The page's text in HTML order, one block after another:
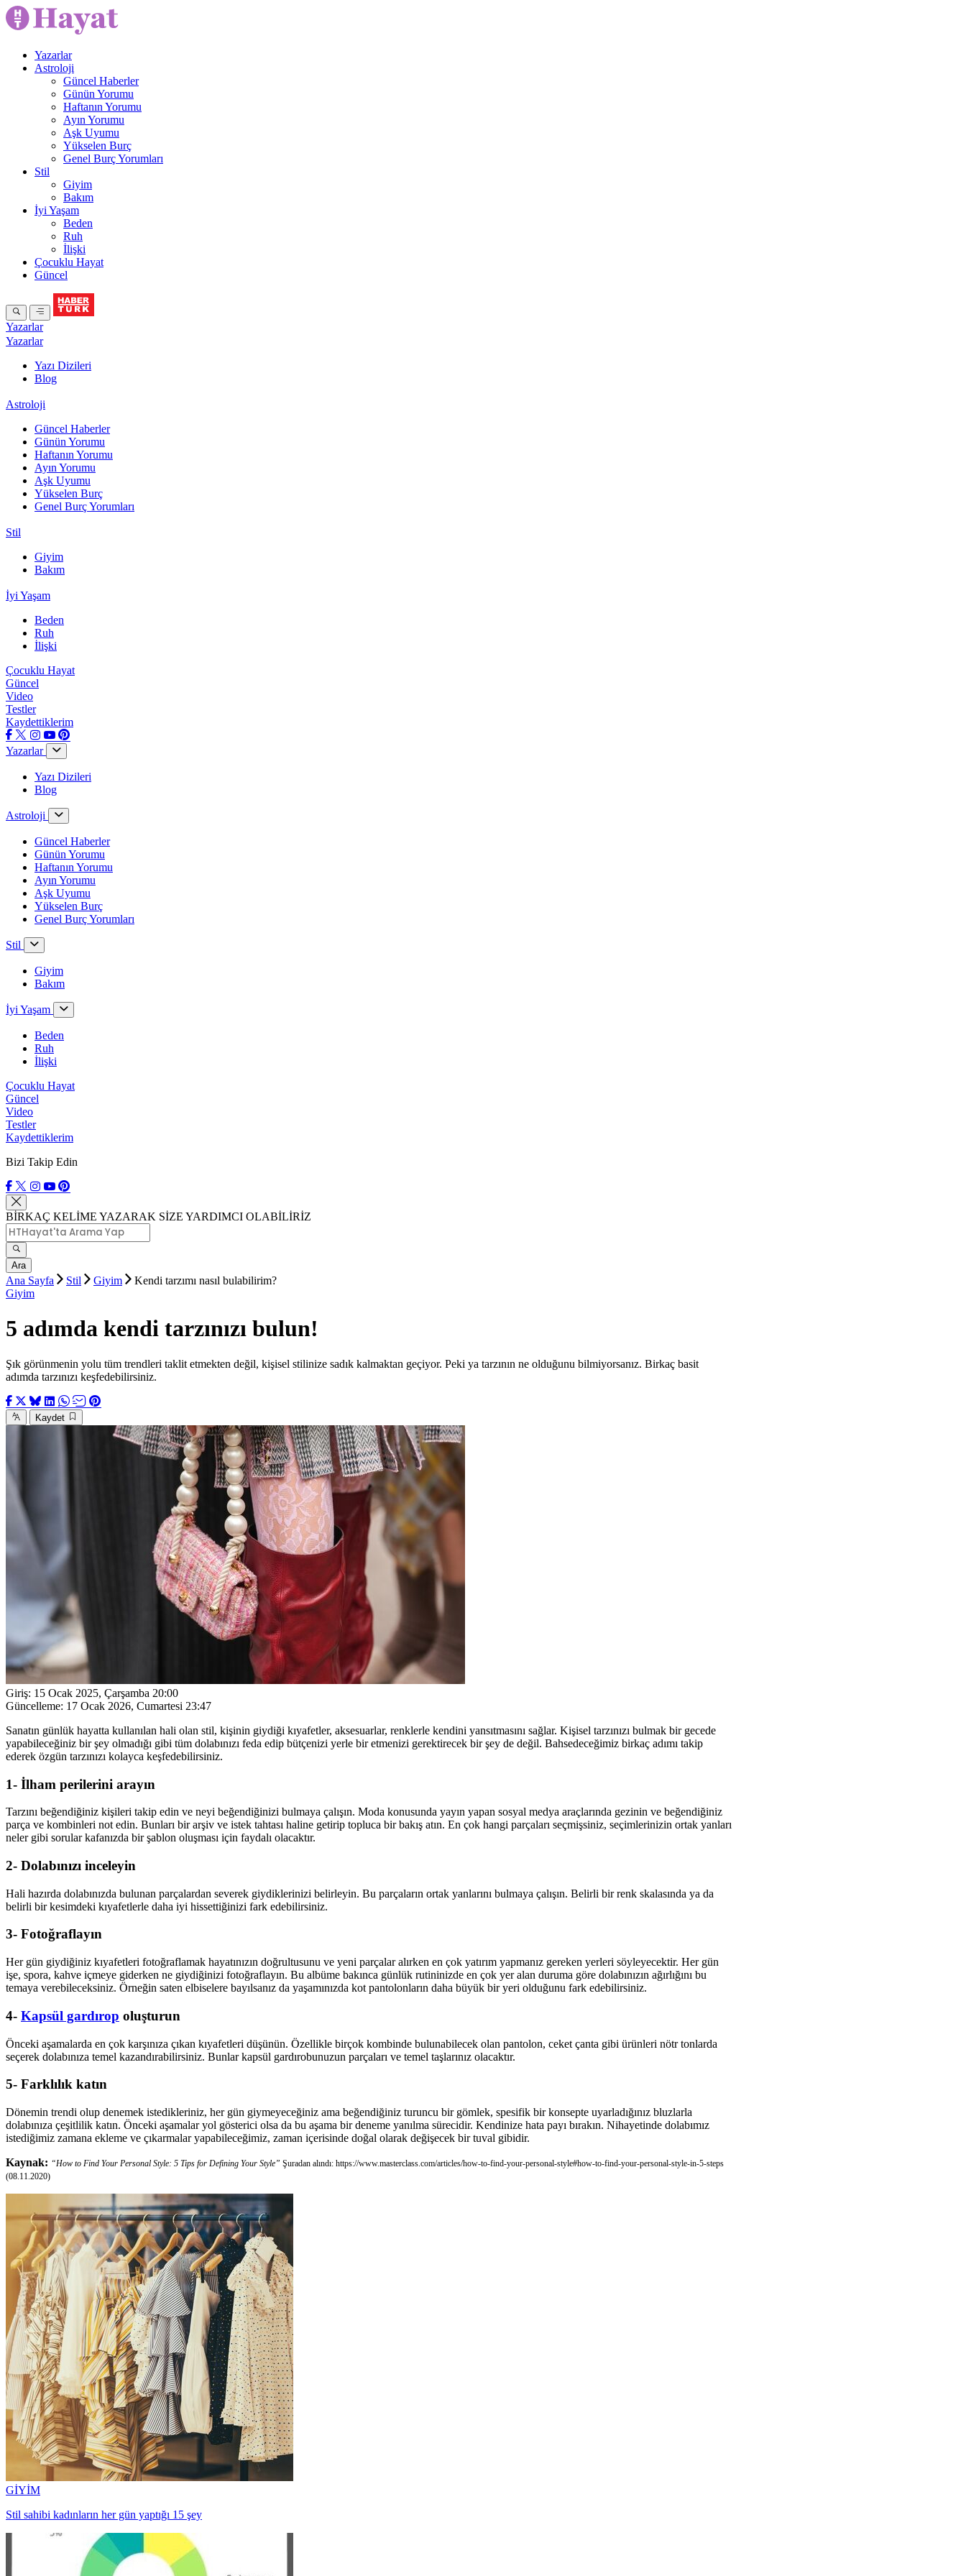
Yazarlar
Astroloji
Güncel Haberler
Günün Yorumu
Haftanın Yorumu
Ayın Yorumu
Aşk Uyumu
Yükselen Burç
Genel Burç Yorumları
Stil
Giyim
Bakım
İyi Yaşam
Beden
Ruh
İlişki
Çocuklu Hayat
Güncel
Yazarlar
Yazarlar
Yazı Dizileri
Blog
Astroloji
Güncel Haberler
Günün Yorumu
Haftanın Yorumu
Ayın Yorumu
Aşk Uyumu
Yükselen Burç
Genel Burç Yorumları
Stil
Giyim
Bakım
İyi Yaşam
Beden
Ruh
İlişki
Çocuklu Hayat
Güncel
Video
Testler
Kaydettiklerim
Yazarlar
Yazı Dizileri
Blog
Astroloji
Güncel Haberler
Günün Yorumu
Haftanın Yorumu
Ayın Yorumu
Aşk Uyumu
Yükselen Burç
Genel Burç Yorumları
Stil
Giyim
Bakım
İyi Yaşam
Beden
Ruh
İlişki
Çocuklu Hayat
Güncel
Video
Testler
Kaydettiklerim
Bizi Takip Edin
BİRKAÇ KELİME YAZARAK SİZE YARDIMCI OLABİLİRİZ
Ara
Ana Sayfa Stil Giyim
Kendi tarzımı nasıl bulabilirim?
Giyim
5 adımda kendi tarzınızı bulun!
Şık görünmenin yolu tüm trendleri taklit etmekten değil, kişisel stilinize sadık kalmaktan geçiyor. Peki ya tarzının ne olduğunu bilmiyorsanız. Birkaç basit
adımda tarzınızı keşfedebilirsiniz.
Kaydet
Giriş: 15 Ocak 2025, Çarşamba 20:00
Güncelleme: 17 Ocak 2026, Cumartesi 23:47
Sanatın günlük hayatta kullanılan hali olan stil, kişinin giydiği kıyafetler, aksesuarlar, renklerle kendini yansıtmasını sağlar. Kişisel tarzınızı bulmak bir gecede
yapabileceğiniz bir şey olmadığı gibi tüm dolabınızı feda edip bütçenizi yerle bir etmenizi gerektirecek bir şey de değil. Bahsedeceğimiz birkaç adımı takip
ederek özgün tarzınızı kolayca keşfedebilirsiniz.
1- İlham perilerini arayın
Tarzını beğendiğiniz kişileri takip edin ve neyi beğendiğinizi bulmaya çalışın. Moda konusunda yayın yapan sosyal medya araçlarında gezinin ve beğendiğiniz
parça ve kombinleri not edin. Bunları bir arşiv ve istek tahtası haline getirip topluca bir bakış atın. En çok hangi parçaları seçmişsiniz, seçimlerinizin ortak yanları
neler gibi sorular kafanızda bir şablon oluşması için faydalı olacaktır.
2- Dolabınızı inceleyin
Hali hazırda dolabınızda bulunan parçalardan severek giydiklerinizi belirleyin. Bu parçaların ortak yanlarını bulmaya çalışın. Belirli bir renk skalasında ya da
belirli bir kesimdeki kıyafetlerle daha iyi hissettiğinizi fark edebilirsiniz.
3- Fotoğraflayın
Her gün giydiğiniz kıyafetleri fotoğraflamak hayatınızın doğrultusunu ve yeni parçalar alırken en çok yatırım yapmanız gereken yerleri söyleyecektir. Her gün
işe, spora, kahve içmeye giderken ne giydiğinizi fotoğraflayın. Bu albüme bakınca günlük rutininizde en çok yer alan duruma göre dolabınızın ağırlığını bu
temaya verebileceksiniz. Örneğin saten elbiselere bayılsanız da yaşamınızda kot pantolonların daha büyük bir yeri olduğunu fark edebilirsiniz.
4- Kapsül gardırop oluşturun
Önceki aşamalarda en çok karşınıza çıkan kıyafetleri düşünün. Özellikle birçok kombinde bulunabilecek olan pantolon, ceket çanta gibi ürünleri nötr tonlarda
seçerek dolabınıza temel kazandırabilirsiniz. Bunlar kapsül gardırobunuzun parçaları ve temel taşlarınız olacaktır.
5- Farklılık katın
Dönemin trendi olup denemek istedikleriniz, her gün giymeyeceğiniz ama beğendiğiniz turuncu bir gömlek, spesifik bir konsepte uyarladığınız bluzlarla
dolabınıza çeşitlilik katın. Önceki aşamalar yol gösterici olsa da bu aşama bir deneme yanılma sürecidir. Kendinize hata payı bırakın. Nihayetinde dolabımız
istediğimiz zamana ekleme ve çıkarmalar yapabileceğimiz, zaman içerisinde doğal olarak değişecek bir tuval gibidir.
Kaynak: “How to Find Your Personal Style: 5 Tips for Defining Your Style” Şuradan alındı: https://www.masterclass.com/articles/how-to-find-your-personal-style#how-to-find-your-personal-style-in-5-steps
(08.11.2020)
GİYİM
Stil sahibi kadınların her gün yaptığı 15 şey